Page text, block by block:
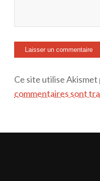
Ce site utilise
commentaires sont